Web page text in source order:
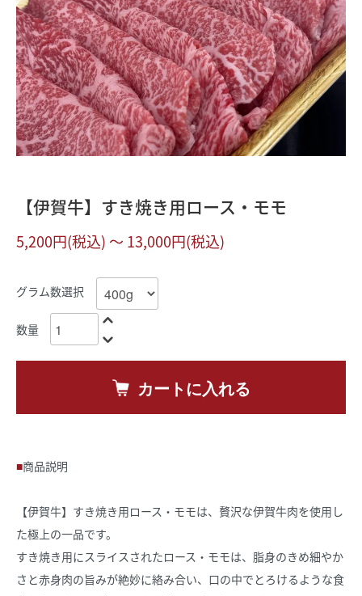
【伊賀牛】すき焼き用ロース・モモ
5,200円(税込) 〜 13,000円(税込)
グラム数選択
数量
カートに入れる
商品説明
【伊賀牛】すき焼き用ロース・モモは、贅沢な伊賀牛肉を使用し
た極上の一品です。
すき焼き用にスライスされたロース・モモは、脂身のきめ細やか
さと赤身肉の旨みが絶妙に絡み合い、口の中でとろけるような食